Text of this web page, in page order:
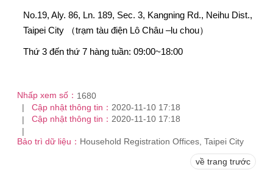
No.19, Aly. 86, Ln. 189, Sec. 3, Kangning Rd., Neihu Dist.,
Taipei City （trạm tàu điện Lô Châu –lu chou）
Thứ 3 đến thứ 7 hàng tuần: 09:00~18:00
Nhấp xem số： 1680
Cập nhật thông tin： 2020-11-10 17:18
Cập nhật thông tin： 2020-11-10 17:18
Bảo trì dữ liệu： Household Registration Offices, Taipei City
về trang trước